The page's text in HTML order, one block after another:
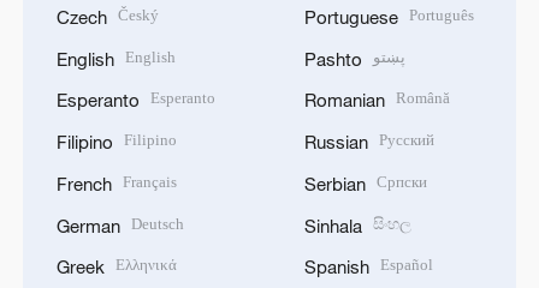
Czech Český
English English
Esperanto Esperanto
Filipino Filipino
French Français
German Deutsch
Greek Ελληνικά
Portuguese Português
Pashto پښتو
Romanian Română
Russian Русский
Serbian Српски
Sinhala සිංහල
Spanish Español